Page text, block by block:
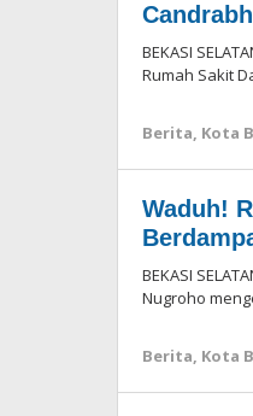
BEKASI
Rumah Sakit
Berita, Kota
Waduh!
BEKASI
Nugroho
Berita, Kota